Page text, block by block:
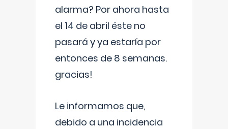
alarma? Por ahora hasta
el 14 de abril éste no
pasará y ya estaría por
entonces de 8 semanas.
gracias!
Le informamos que,
debido a una incidencia